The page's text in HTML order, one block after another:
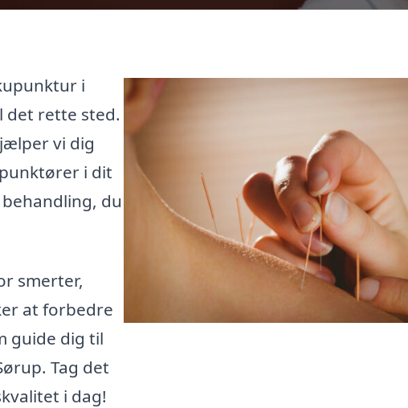
i
det rette sted.
vi dig
i dit
du
smerter,
at forbedre
guide dig til
Tag det
i dag!